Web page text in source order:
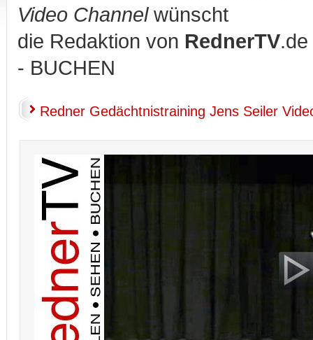
Video Channelwünscht
die Redaktion von RednerTV
- BUCHEN
Redner Gedächtnistraining Jens Seiler